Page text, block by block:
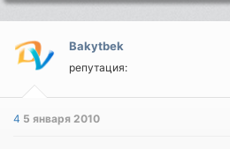
Bakytbek
репутация:
4 5 января 2010